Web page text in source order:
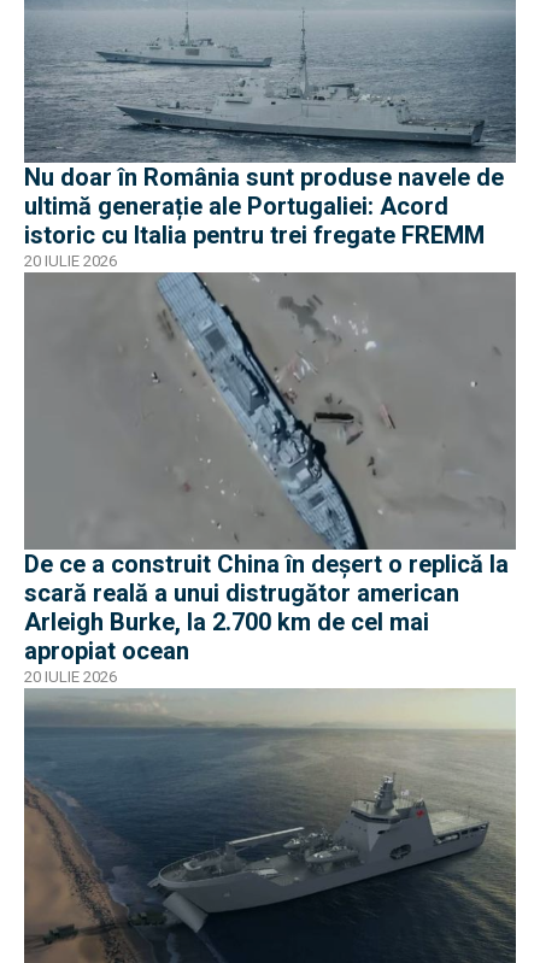
Nu doar în România sunt produse navele de
ultimă generație ale Portugaliei: Acord
istoric cu Italia pentru trei fregate FREMM
20 IULIE 2026
De ce a construit China în deșert o replică la
scară reală a unui distrugător american
Arleigh Burke, la 2.700 km de cel mai
apropiat ocean
20 IULIE 2026